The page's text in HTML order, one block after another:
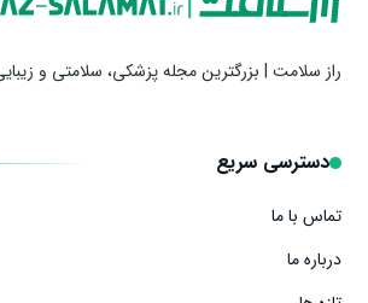
راز سلامت | بزرگترین مجله پزشکی، سلامتی و
دسترسی سریع
تماس با ما
درباره ما